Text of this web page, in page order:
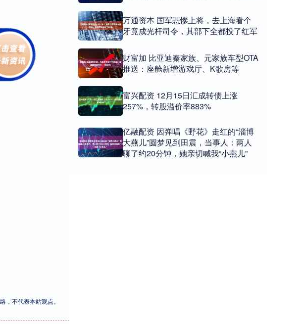
，不代表本站观点。
万通资本 国军悲惨上将，去上海看个
牙竟成光杆司令，其部下全都投了红军
财富加 比亚迪秦家族、元家族车型OTA
推送：座舱新增游戏厅、K歌房等
富兴配资 12月15日汇成转债上涨
257%，转股溢价率883%
亿融配资 因弹唱《野花》走红的“淄博
大燕儿”圆梦见到田震，当事人：两人
聊了约20分钟，她亲切喊我“小燕儿”